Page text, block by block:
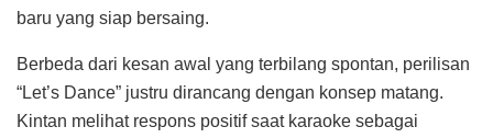
baru yang siap bersaing.
Berbeda dari kesan awal yang terbilang spontan, perilisan
“Let’s Dance” justru dirancang dengan konsep matang.
Kintan melihat respons positif saat karaoke sebagai